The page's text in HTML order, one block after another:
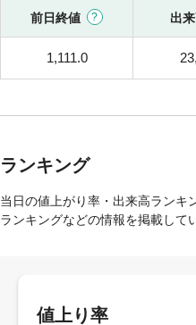
前日終値 出
1,111.0
ランキング
当日の値上がり率・出来高ランキ
ランキングなどの情報を掲載して